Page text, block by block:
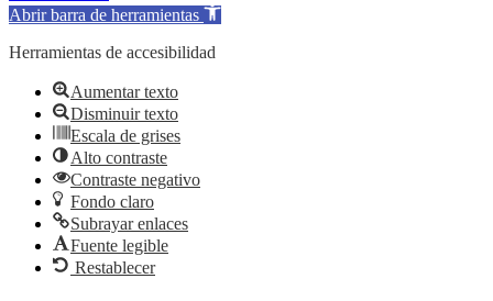
Abrir barra de herramientas
Herramientas de accesibilidad
Aumentar texto
Disminuir texto
Escala de grises
Alto contraste
Contraste negativo
Fondo claro
Subrayar enlaces
Fuente legible
Restablecer